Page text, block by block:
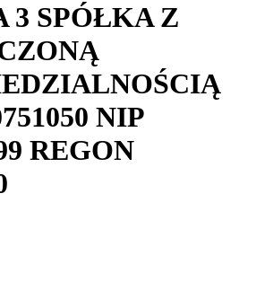
3 SPÓŁKA Z
NIP
REGON